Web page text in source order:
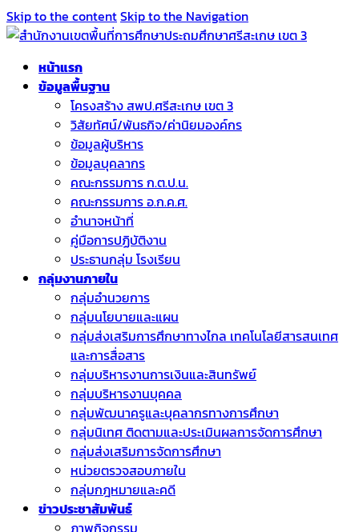
Skip to the contentSkip to the Navigation
หน้าแรก
ข้อมูลพื้นฐาน
โครงสร้าง สพป.ศรีสะเกษ เขต 3
วิสัยทัศน์/พันธกิจ/ค่านิยมองค์กร
ข้อมูลผู้บริหาร
ข้อมูลบุคลากร
คณะกรรมการ ก.ต.ป.น.
คณะกรรมการ อ.ก.ค.ศ.
อำนาจหน้าที่
คู่มือการปฏิบัติงาน
ประธานกลุ่ม โรงเรียน
กลุ่มงานภายใน
กลุ่มอำนวยการ
กลุ่มนโยบายและแผน
กลุ่มส่งเสริมการศึกษาทางไกล เทคโนโลยีสารสนเทศ
และการสื่อสาร
กลุ่มบริหารงานการเงินและสินทรัพย์
กลุ่มบริหารงานบุคคล
กลุ่มพัฒนาครูและบุคลากรทางการศึกษา
กลุ่มนิเทศ ติดตามและประเมินผลการจัดการศึกษา
กลุ่มส่งเสริมการจัดการศึกษา
หน่วยตรวจสอบภายใน
กลุ่มกฎหมายและคดี
ข่าวประชาสัมพันธ์
ภาพกิจกรรม